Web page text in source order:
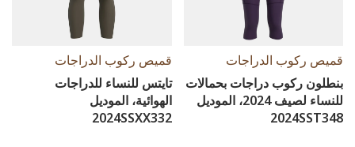
قميص ركوب الدراجات
بنطلون ركوب دراجات بحمالات
للنساء لصيف 2024، الموديل
2024SST348
قميص ركوب الدراجات
تايتس للنساء للدراجات
الهوائية، الموديل
2024SSXX332